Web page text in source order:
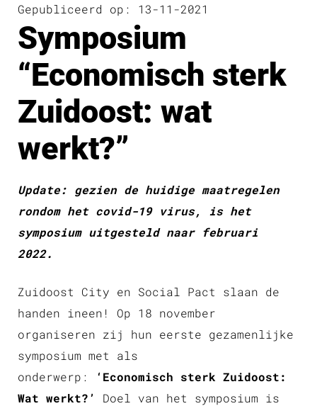
Gepubliceerd op: 13-11-2021
Symposium
“Economisch sterk
Zuidoost: wat
werkt?”
Update: gezien de huidige maatregelen
rondom het covid-19 virus, is het
symposium uitgesteld naar februari
2022.
Zuidoost City en Social Pact slaan de
handen ineen! Op 18 november
organiseren zij hun eerste gezamenlijke
symposium met als
onderwerp:
‘Economisch sterk Zuidoost:
Wat werkt?’
Doel van het symposium is